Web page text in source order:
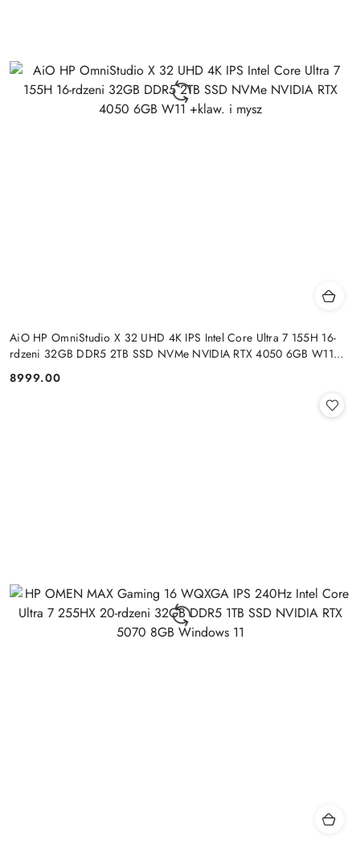
AiO HP OmniStudio X 32 UHD 4K IPS Intel Core Ultra 7 155H 16-
rdzeni 32GB DDR5 2TB SSD NVMe NVIDIA RTX 4050 6GB W11
Cena:
8999.00